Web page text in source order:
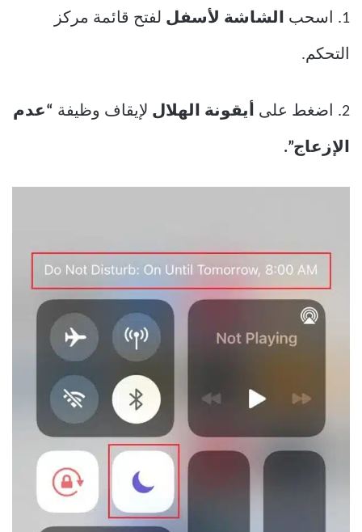
1. اسحب الشاشة لأسفل لفتح قائمة مركز
التحكم.
2. اضغط على أيقونة الهلال لإيقاف وظيفة “عدم
الإزعاج”.